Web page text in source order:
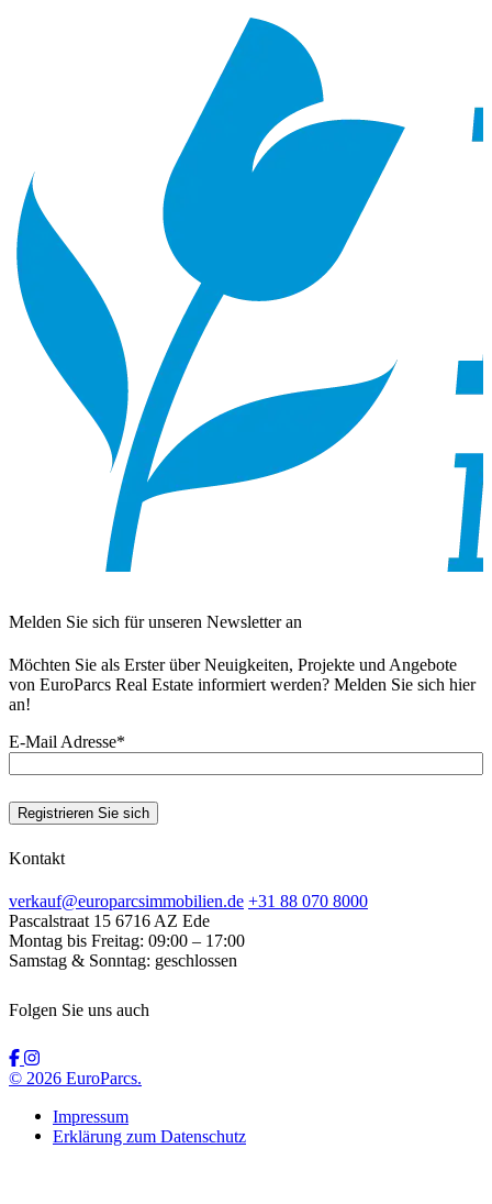
Melden Sie sich für unseren Newsletter an
Möchten Sie als Erster über Neuigkeiten, Projekte und Angebote
von EuroParcs Real Estate informiert werden? Melden Sie sich hier
an!
E-Mail Adresse*
Kontakt
verkauf@europarcsimmobilien.de +31 88 070 8000
Pascalstraat 15 6716 AZ Ede
Montag bis Freitag: 09:00 – 17:00
Samstag & Sonntag: geschlossen
Folgen Sie uns auch
© 2026 EuroParcs.
Impressum
Erklärung zum Datenschutz